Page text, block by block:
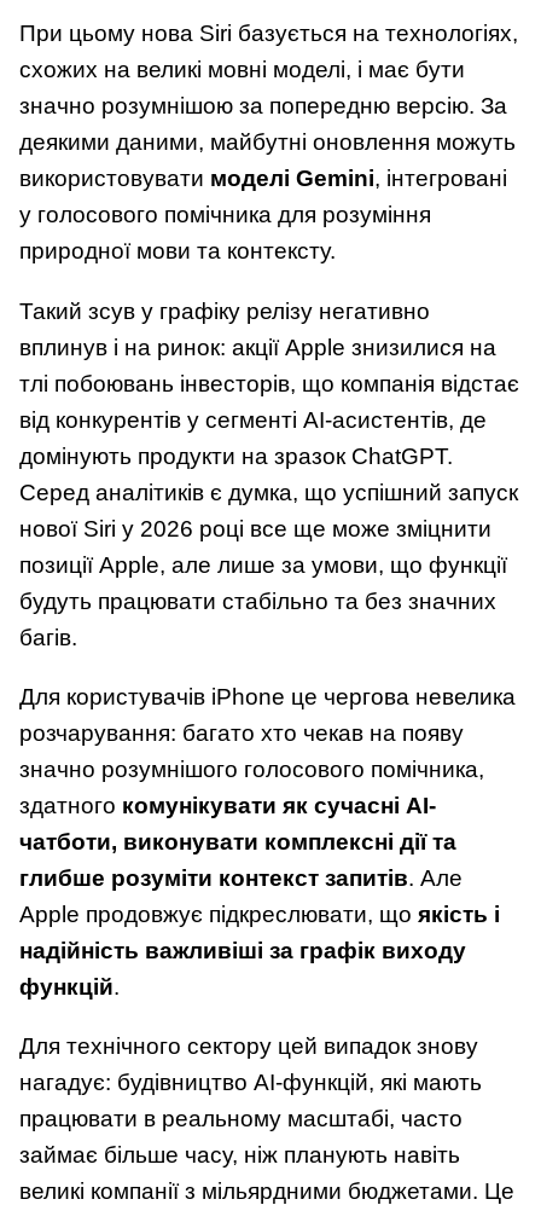
При цьому нова Siri базується на технологіях,
схожих на великі мовні моделі, і має бути
значно розумнішою за попередню версію. За
деякими даними, майбутні оновлення можуть
використовувати моделі Gemini, інтегровані
у голосового помічника для розуміння
природної мови та контексту.
Такий зсув у графіку релізу негативно
вплинув і на ринок: акції Apple знизилися на
тлі побоювань інвесторів, що компанія відстає
від конкурентів у сегменті AI-асистентів, де
домінують продукти на зразок ChatGPT.
Серед аналітиків є думка, що успішний запуск
нової Siri у 2026 році все ще може зміцнити
позиції Apple, але лише за умови, що функції
будуть працювати стабільно та без значних
багів.
Для користувачів iPhone це чергова невелика
розчарування: багато хто чекав на появу
значно розумнішого голосового помічника,
здатного комунікувати як сучасні AI-
чатботи, виконувати комплексні дії та
глибше розуміти контекст запитів. Але
Apple продовжує підкреслювати, що якість і
надійність важливіші за графік виходу
функцій.
Для технічного сектору цей випадок знову
нагадує: будівництво AI-функцій, які мають
працювати в реальному масштабі, часто
займає більше часу, ніж планують навіть
великі компанії з мільярдними бюджетами. Це